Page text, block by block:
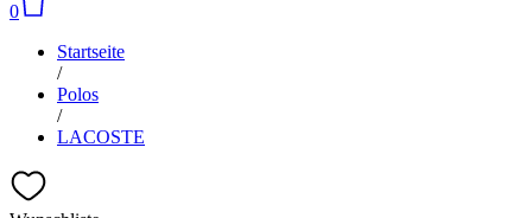
0
Startseite
/
Polos
/
LACOSTE